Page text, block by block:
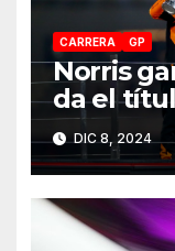
CARRERA GP
Norris
da el
2024 a
DIC 8, 2024